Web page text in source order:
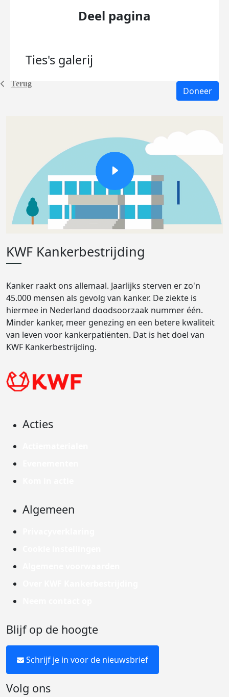
Terug
Deel pagina
Ties's galerij
Doneer
KWF Kankerbestrijding
Kanker raakt ons allemaal. Jaarlijks sterven er zo'n
45.000 mensen als gevolg van kanker. De ziekte is
hiermee in Nederland doodsoorzaak nummer één.
Minder kanker, meer genezing en een betere kwaliteit
van leven voor kankerpatiënten. Dat is het doel van
KWF Kankerbestrijding.
Acties
Algemeen
Blijf op de hoogte
Schrijf je in voor de nieuwsbrief
Volg ons